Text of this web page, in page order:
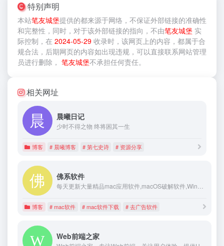
特别声明
本站笔友城堡提供的都来源于网络，不保证外部链接的准确性
和完整性，同时，对于该外部链接的指向，不由笔友城堡 实
际控制，在 2024-05-29 收录时，该网页上的内容，都属于合
规合法，后期网页的内容如出现违规，可以直接联系网站管理
员进行删除， 笔友城堡不承担任何责任。
相关网址
晨曦日记
少时不得之物 终将困其一生
博客 # 晨曦博客 # 第七史诗 # 资源分享
佛系软件
博客 # mac软件 # mac软件下载 # 去广告软件
Web前端之家